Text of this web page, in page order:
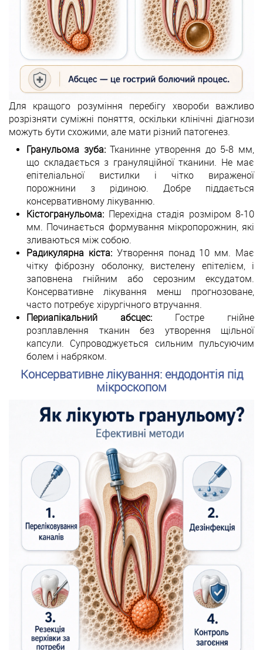
Для кращого розуміння перебігу хвороби важливо
розрізняти суміжні поняття, оскільки клінічні діагнози
можуть бути схожими, але мати різний патогенез.
Гранульома зуба:Тканинне утворення до 5-8 мм,
що складається з грануляційної тканини. Не має
епітеліальної вистилки і чітко вираженої
порожнини з рідиною. Добре піддається
консервативному лікуванню.
Кістогранульома: Перехідна стадія розміром 8-10
мм. Починається формування мікропорожнин, які
зливаються між собою.
Радикулярна кіста:Утворення понад 10 мм. Має
чітку фіброзну оболонку, вистелену епітелієм, і
заповнена гнійним або серозним ексудатом.
Консервативне лікування менш прогнозоване,
часто потребує хірургічного втручання.
Периапікальний абсцес: Гостре гнійне
розплавлення тканин без утворення щільної
капсули. Супроводжується сильним пульсуючим
болем і набряком.
Консервативне лікування: ендодонтія під
мікроскопом